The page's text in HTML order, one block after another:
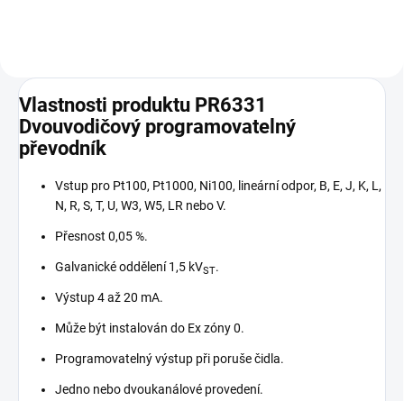
Vlastnosti produktu PR6331
Dvouvodičový programovatelný
převodník
Vstup pro Pt100, Pt1000, Ni100, lineární odpor, B, E, J, K, L,
N, R, S, T, U, W3, W5, LR nebo V.
Přesnost 0,05 %.
Galvanické oddělení 1,5 kVST.
Výstup 4 až 20 mA.
Může být instalován do Ex zóny 0.
Programovatelný výstup při poruše čidla.
Jedno nebo dvoukanálové provedení.